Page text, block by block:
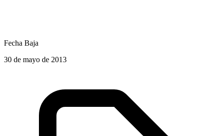
Fecha Baja
30 de mayo de 2013